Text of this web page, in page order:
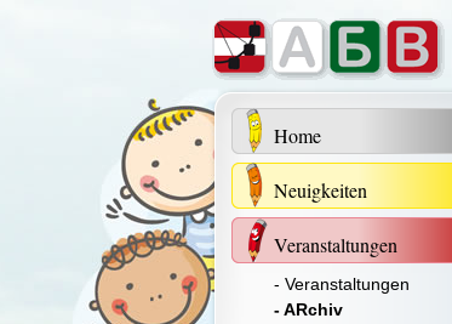
Home
Neuigkeiten
Veranstaltungen
- Veranstaltungen
- ARchiv